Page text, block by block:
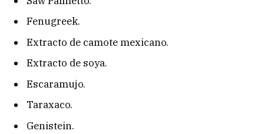
Fenugreek.
Extracto de camote mexicano.
Extracto de soya.
Escaramujo.
Taraxaco.
Genistein.